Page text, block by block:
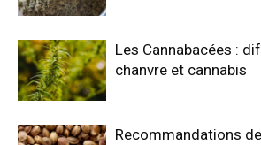
Les Cannabacées :
chanvre et cannabis
Recommandations